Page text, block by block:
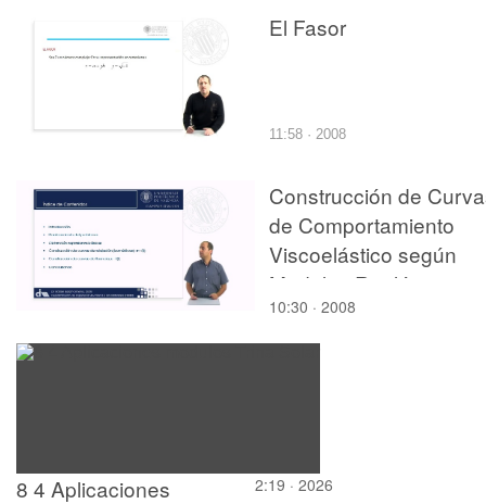
El Fasor
11:58 · 2008
Construcción de
de Comportamiento
Viscoelástico según
Modelos Reológicos
10:30 · 2008
8 4 Aplicaciones
2:19 · 2026